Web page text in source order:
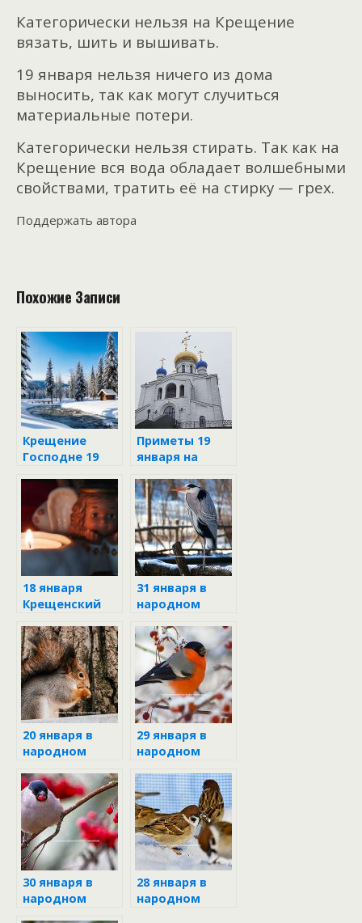
Категорически нельзя на Крещение
вязать, шить и вышивать.
19 января нельзя ничего из дома
выносить, так как могут случиться
материальные потери.
Категорически нельзя стирать. Так как на
Крещение вся вода обладает волшебными
свойствами, тратить её на стирку — грех.
Поддержать автора
Похожие Записи
Крещение
Господне 19
традиции и
что нельзя
делать в
праздник
Приметы 19
января на
Господне
18 января
Крещенский
31 января в
народном
20 января в
народном
29 января в
народном
30 января в
народном
28 января в
народном